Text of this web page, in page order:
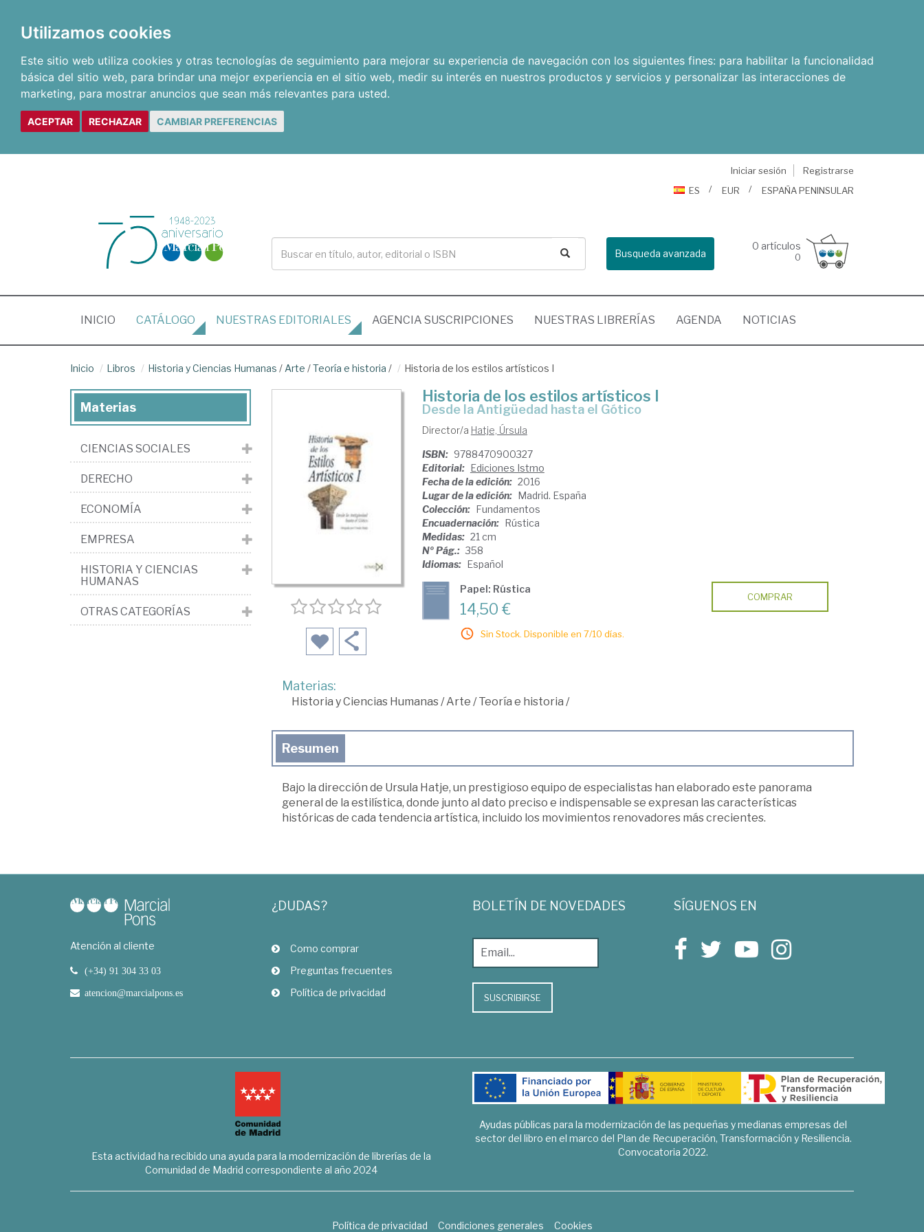
Utilizamos cookies
Este sitio web utiliza cookies y otras tecnologías de seguimiento para mejorar su experiencia de navegación con los siguientes fines: para habilitar la funcionalidad
básica del sitio web, para brindar una mejor experiencia en el sitio web, medir su interés en nuestros productos y servicios y personalizar las interacciones de
marketing, para mostrar anuncios que sean más relevantes para usted.
ACEPTAR RECHAZAR CAMBIAR PREFERENCIAS
Iniciar sesión
Registrarse
ES
EUR ESPAÑA PENINSULAR
Busqueda avanzada
0 artículos
0
INICIO (CURRENT)
CATÁLOGO NUESTRAS EDITORIALES AGENCIA SUSCRIPCIONES NUESTRAS LIBRERÍAS AGENDA NOTICIAS
Inicio Libros Historia y Ciencias Humanas / Arte /Teoría e historia / Historia de los estilos artísticos I
Historia de los estilos artísticos I
Desde la Antigüedad hasta el Gótico
Director/a Hatje, Úrsula
ISBN: 9788470900327
Editorial: Ediciones Istmo
Fecha de la edición: 2016
Lugar de la edición: Madrid. España
Colección: Fundamentos
Encuadernación: Rústica
Medidas: 21 cm
Nº Pág.: 358
Idiomas: Español
Papel: Rústica
14,50 €
Sin Stock. Disponible en 7/10 días.
COMPRAR
Materias:
Historia y Ciencias Humanas/Arte /Teoría e historia /
Resumen
Bajo la dirección de Ursula Hatje, un prestigioso equipo de especialistas han elaborado este panorama
general de la estilística, donde junto al dato preciso e indispensable se expresan las características
históricas de cada tendencia artística, incluido los movimientos renovadores más crecientes.
Materias
CIENCIAS SOCIALES
DERECHO
ECONOMÍA
EMPRESA
HISTORIA Y CIENCIAS
HUMANAS
OTRAS CATEGORÍAS
Atención al cliente
(+34) 91 304 33 03
atencion@marcialpons.es
¿DUDAS?
Como comprar
Preguntas frecuentes
Política de privacidad
BOLETÍN DE NOVEDADES
SUSCRIBIRSE
SÍGUENOS EN
Esta actividad ha recibido una ayuda para la modernización de librerías de la
Comunidad de Madrid correspondiente al año 2024
Ayudas públicas para la modernización de las pequeñas y medianas empresas del
sector del libro en el marco del Plan de Recuperación, Transformación y Resiliencia.
Convocatoria 2022.
Política de privacidad Condiciones generales Cookies